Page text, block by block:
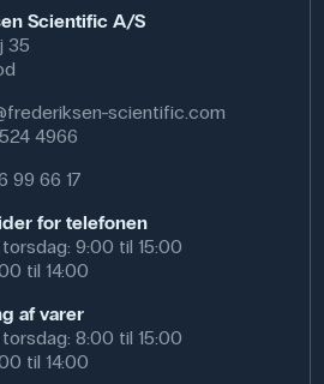
hvor præcise pH-ændringer
visuelt.
g/mol
Scientific A/S
35
scientific.com
4966
99 66 17
for telefonen
9:00 til 15:00
til 14:00
af varer
8:00 til 15:00
til 14:00